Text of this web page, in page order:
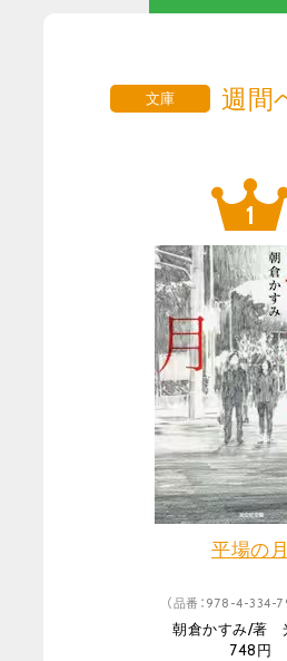
文庫 週間
平場の月
（品番：978-4-334-
朝倉かすみ/著
748円